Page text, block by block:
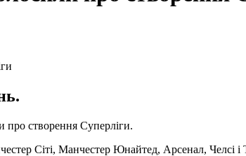
про створення Суперліги.
Сіті, Манчестер Юнайтед, Арсенал, Челсі і